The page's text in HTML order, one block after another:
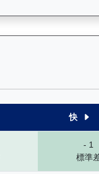
場地的詳細
快
- 1
標準